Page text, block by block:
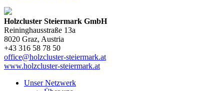
Holzcluster Steiermark GmbH
Reininghausstraße 13a
8020 Graz, Austria
+43 316 58 78 50
office@holzcluster-steiermark.at
www.holzcluster-steiermark.at
Unser Netzwerk